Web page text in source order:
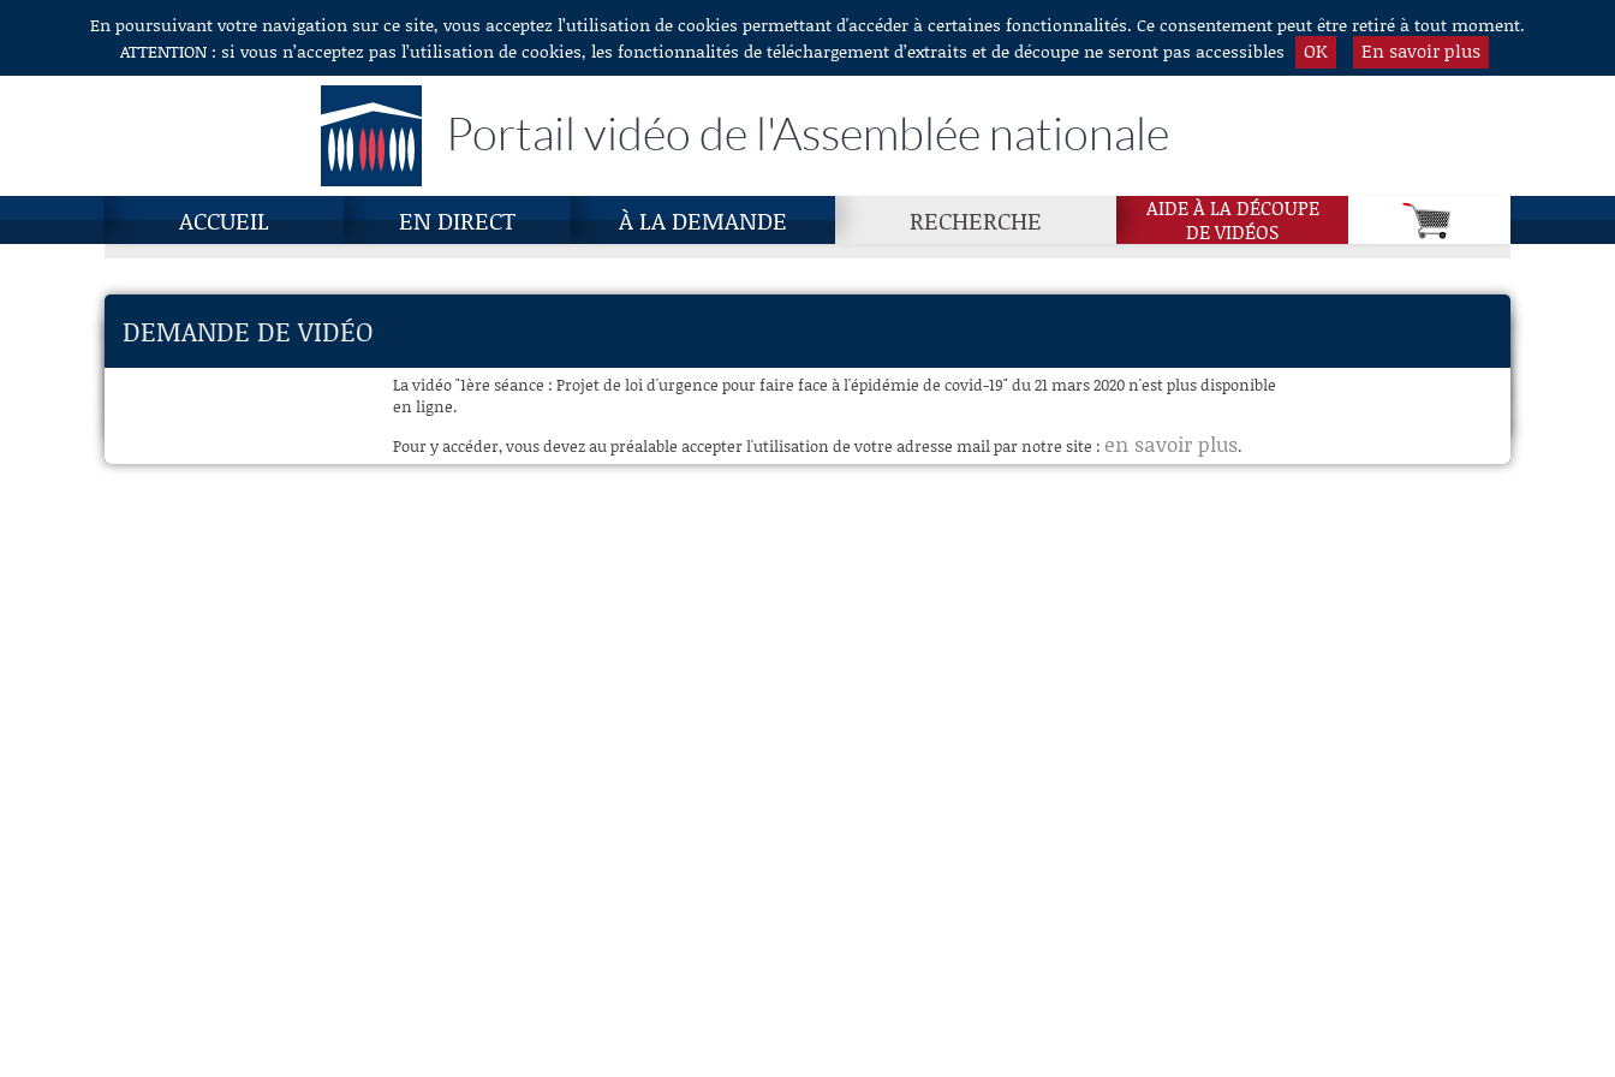
Aller au contenuEn poursuivant votre navigation sur ce site, vous acceptez l’utilisation de cookies permettant d'accéder à certaines fonctionnalités. Ce consentement peut être retiré à tout moment.
ATTENTION : si vous n’acceptez pas l’utilisation de cookies, les fonctionnalités de téléchargement d’extraits et de découpe ne seront pas accessibles
OK En savoir plus
Portail vidéo de l'Assemblée nationale
ACCUEIL EN DIRECT À LA DEMANDE RECHERCHE
AIDE À LA DÉCOUPE
DE VIDÉOS
DEMANDE DE VIDÉO
La vidéo "1ère séance : Projet de loi d'urgence pour faire face à l'épidémie de covid-19" du 21 mars 2020 n'est plus disponible
en ligne.
Pour y accéder, vous devez au préalable accepter l'utilisation de votre adresse mail par notre site : en savoir plus.